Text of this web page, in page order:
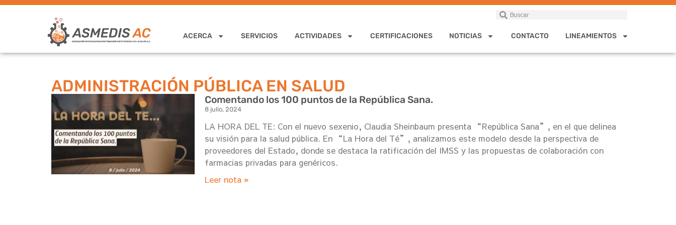
ACERCA SERVICIOS ACTIVIDADES CERTIFICACIONES NOTICIAS CONTACTO LINEAMIENTOS
ADMINISTRACIÓN PÚBLICA EN SALUD
Comentando los 100 puntos de la República Sana.
8 julio, 2024
LA HORA DEL TE: Con el nuevo sexenio, Claudia Sheinbaum presenta “República Sana”, en el que delinea
su visión para la salud pública. En “La Hora del Té”, analizamos este modelo desde la perspectiva de
proveedores del Estado, donde se destaca la ratificación del IMSS y las propuestas de colaboración con
farmacias privadas para genéricos.
Leer nota »